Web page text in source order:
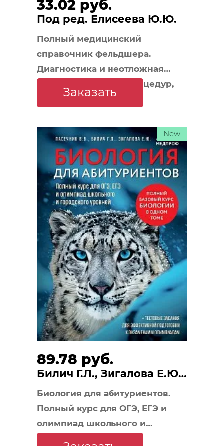
33.02 руб.
Под ред. Елисеева Ю.Ю.
Полный медицинский
справочник фельдшера.
Диагностика и неотложная
помощь, описание процедур,
основные принципы работы
Заказать
89.78 руб.
Билич Г.Л., Зигалова Е.Ю.,
Пасечник В.В.
Биология для абитуриентов.
Полный курс для ОГЭ, ЕГЭ и
олимпиад школьного и
городского уровней
New